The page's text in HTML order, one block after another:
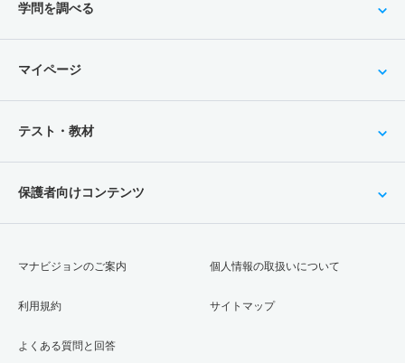
学問を調べる
マイページ
テスト・教材
保護者向けコンテンツ
マナビジョンのご案内
利用規約
よくある質問と回答
個人情報の取扱いについて
サイトマップ